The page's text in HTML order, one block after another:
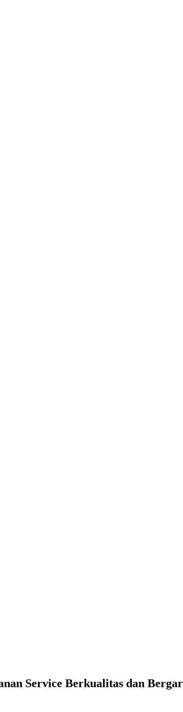
Service Berkualitas dan